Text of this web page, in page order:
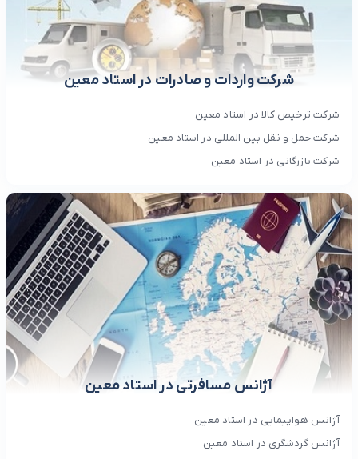
شرکت واردات و صادرات در استاد معین
شرکت ترخیص کالا در استاد معین
شرکت حمل و نقل بین المللی در استاد معین
شرکت بازرگانی در استاد معین
آژانس مسافرتی در استاد معین
آژانس هواپیمایی در استاد معین
آژانس گردشگری در استاد معین